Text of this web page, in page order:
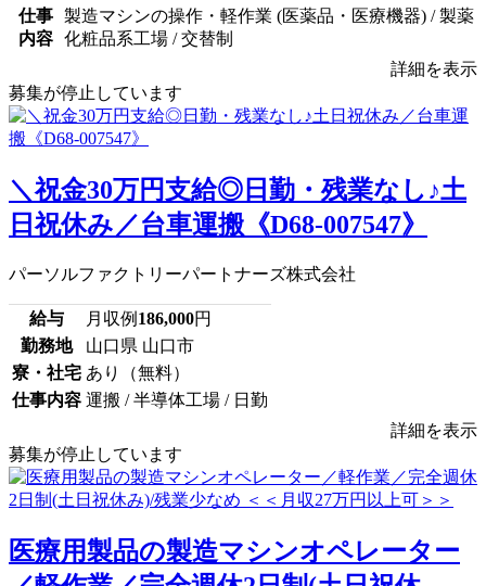
仕事
内容
製造マシンの操作・軽作業 (医薬品・医療機器) / 製薬
化粧品系工場 / 交替制
詳細を表示
募集が停止しています
＼祝金30万円支給◎日勤・残業なし♪土
日祝休み／台車運搬《D68-007547》
パーソルファクトリーパートナーズ株式会社
給与 月収例 186,000円
勤務地
山口県 山口市
寮・社宅 あり（無料）
仕事内容 運搬 / 半導体工場 / 日勤
詳細を表示
募集が停止しています
医療用製品の製造マシンオペレーター